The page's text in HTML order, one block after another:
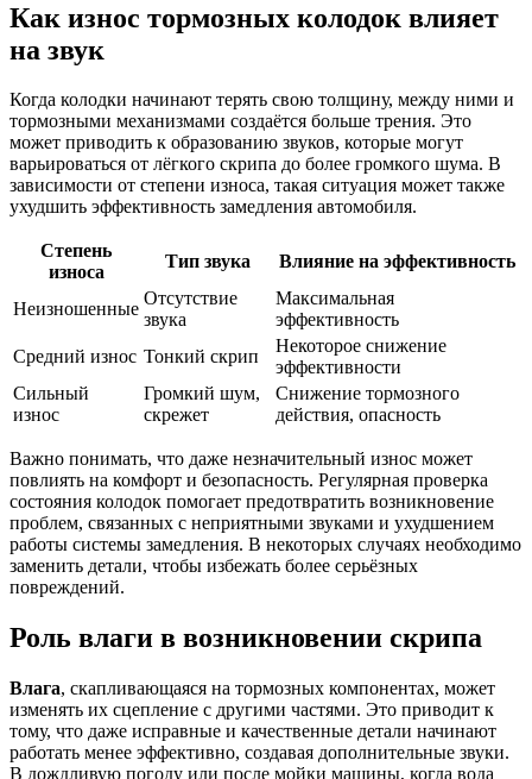
Как износ тормозных колодок влияет
на звук
Когда колодки начинают терять свою толщину, между ними и
тормозными механизмами создаётся больше трения. Это
может приводить к образованию звуков, которые могут
варьироваться от лёгкого скрипа до более громкого шума. В
зависимости от степени износа, такая ситуация может также
ухудшить эффективность замедления автомобиля.
Степень
износа
Тип звука Влияние на эффективность
Неизношенные
Отсутствие
звука
Максимальная
эффективность
Средний износ Тонкий скрип
Некоторое снижение
эффективности
Сильный
износ
Громкий шум,
скрежет
Снижение тормозного
действия, опасность
Важно понимать, что даже незначительный износ может
повлиять на комфорт и безопасность. Регулярная проверка
состояния колодок помогает предотвратить возникновение
проблем, связанных с неприятными звуками и ухудшением
работы системы замедления. В некоторых случаях необходимо
заменить детали, чтобы избежать более серьёзных
повреждений.
Роль влаги в возникновении скрипа
Влага, скапливающаяся на тормозных компонентах, может
изменять их сцепление с другими частями. Это приводит к
тому, что даже исправные и качественные детали начинают
работать менее эффективно, создавая дополнительные звуки.
В дождливую погоду или после мойки машины, когда вода